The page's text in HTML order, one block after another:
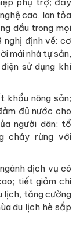
cao, lan tỏa
dầu trong mọi
nghị định về: cơ
mái nhà tự sản,
sử dụng khí
khẩu nông sản;
đủ nước cho
người dân; tổ
cháy rừng với
dịch vụ có
tiết giảm chi
lịch, tăng cường
du lịch hè sắp